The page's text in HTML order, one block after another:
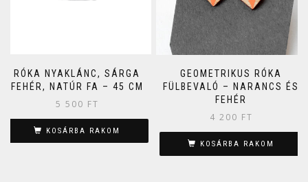
RÓKA NYAKLÁNC, SÁRGA
FEHÉR, NATÚR FA – 45 CM
5 500 FT
KOSÁRBA RAKOM
GEOMETRIKUS RÓKA
FÜLBEVALÓ – NARANCS ÉS
FEHÉR
4 200 FT
KOSÁRBA RAKOM